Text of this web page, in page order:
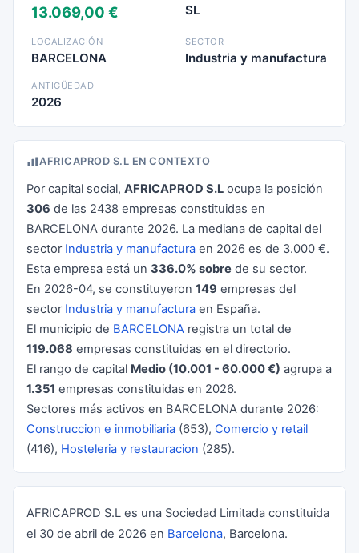
13.069,00 € SL
LOCALIZACIÓN
BARCELONA
SECTOR
Industria y manufactura
ANTIGÜEDAD
2026
AFRICAPROD S.L EN CONTEXTO
Por capital social, AFRICAPROD S.L ocupa la posición
306 de las 2438 empresas constituidas en
BARCELONA durante 2026. La mediana de capital del
sector Industria y manufactura en 2026 es de 3.000 €.
Esta empresa está un 336.0% sobre de su sector.
En 2026-04, se constituyeron 149 empresas del
sector Industria y manufactura en España.
El municipio de BARCELONA registra un total de
119.068 empresas constituidas en el directorio.
El rango de capital Medio (10.001 - 60.000 €) agrupa a
1.351 empresas constituidas en 2026.
Sectores más activos en BARCELONA durante 2026:
Construccion e inmobiliaria (653), Comercio y retail
(416), Hosteleria y restauracion (285).
AFRICAPROD S.L es una Sociedad Limitada constituida
el 30 de abril de 2026 en Barcelona, Barcelona.